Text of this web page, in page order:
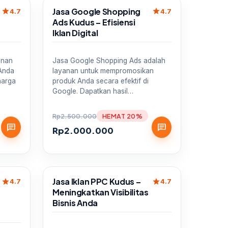
star4.7
chat
Sale
Jasa Google Shopping
Ads Kudus – Efisiensi
Iklan Digital
star4.7
Jasa Google Shopping Ads adalah
layanan untuk mempromosikan
produk Anda secara efektif di
Google. Dapatkan hasil…
Rp2.500.000
Rp2.000.000
HEMAT 20%
chat
star4.7 Sale
Jasa Iklan PPC Kudus –
Meningkatkan Visibilitas
Bisnis Anda
star4.7